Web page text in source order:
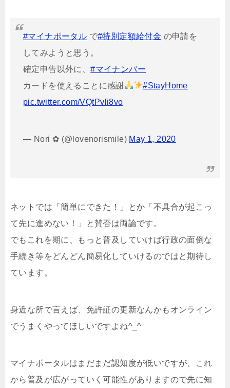
#マイナポータル で#特別定額給付金 の申請を
してみようと思う。
確定申告以外に、#マイナンバー
カードを使えることに感謝
#StayHome
pic.twitter.com/VQtPvIi8vo
— Nori ✿ (@lovenorismile) May 1, 2020
ネットでは「簡単にできた！」とか「不具合が起こっ
て先に進めない！」と賛否は両論です。
でもこれを期に、もっと普及していけば行政の面倒な
手続き等をどんどん簡易化していけるのではと期待し
ています。
身近な所で言えば、免許証の更新なんかもオンライン
でうまくやってほしいですよね^_^
マイナポータルはまだまだ認知度が低いですが、これ
から普及が広がっていく可能性がありますので先に知